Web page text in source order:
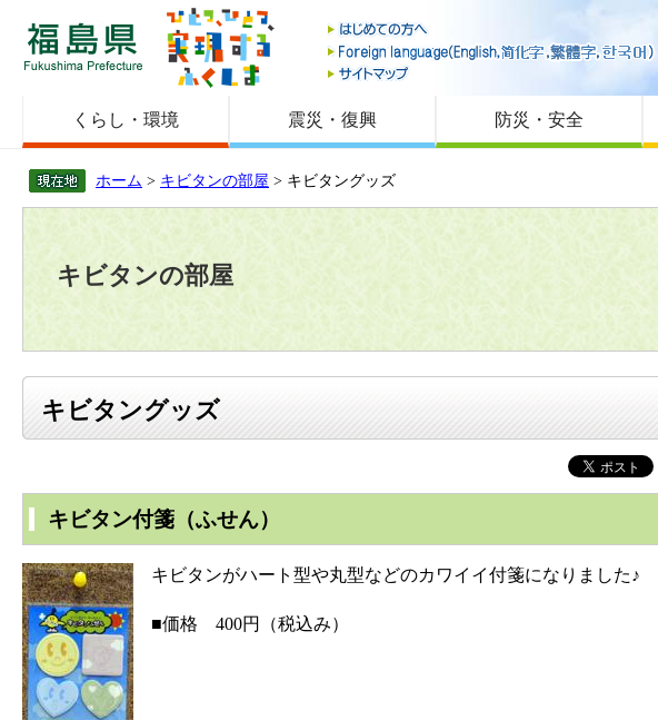
福島県
くらし・環境 震災・復興 防災・安全
ホーム > キビタンの部屋 > キビタングッズ
キビタンの部屋
キビタングッズ
キビタン付箋（ふせん）
キビタンがハート型や丸型などのカワイイ付箋になりました♪
■価格 400円（税込み）